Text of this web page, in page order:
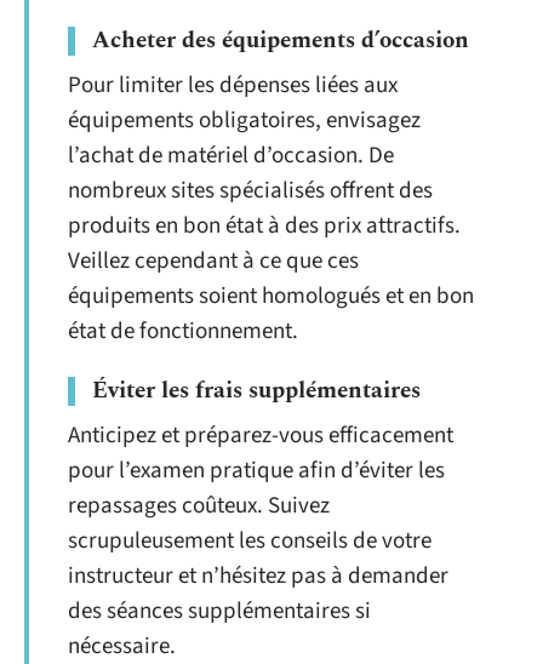
Acheter des équipements d’occasion
Pour limiter les dépenses liées aux
équipements obligatoires, envisagez
l’achat de matériel d’occasion. De
nombreux sites spécialisés offrent des
produits en bon état à des prix attractifs.
Veillez cependant à ce que ces
équipements soient homologués et en bon
état de fonctionnement.
Éviter les frais supplémentaires
Anticipez et préparez-vous efficacement
pour l’examen pratique afin d’éviter les
repassages coûteux. Suivez
scrupuleusement les conseils de votre
instructeur et n’hésitez pas à demander
des séances supplémentaires si
nécessaire.